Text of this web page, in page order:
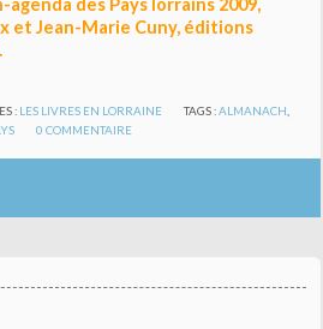
agenda des Pays lorrains 2009,
et Jean-Marie Cuny, éditions
: LES LIVRES EN LORRAINE TAGS :ALMANACH
0 COMMENTAIRE